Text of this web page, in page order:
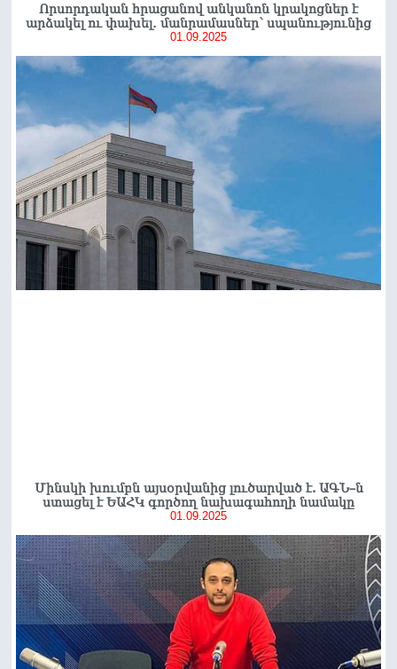
Որսորդական հրացանով անկանոն կրակոցներ է
արձակել ու փախել․ մանրամասներ՝ սպանությունից
01.09.2025
Մինսկի խումբն այսօրվանից լուծարված է. ԱԳՆ–ն
ստացել է ԵԱՀԿ գործող նախագահողի նամակը
01.09.2025